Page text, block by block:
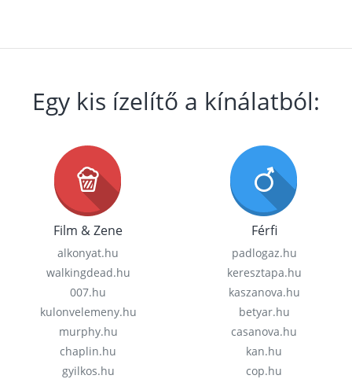
Egy kis ízelítő a kínálatból:
Film & Zene
alkonyat.hu
walkingdead.hu
007.hu
kulonvelemeny.hu
murphy.hu
chaplin.hu
gyilkos.hu
Férfi
padlogaz.hu
keresztapa.hu
kaszanova.hu
betyar.hu
casanova.hu
kan.hu
cop.hu